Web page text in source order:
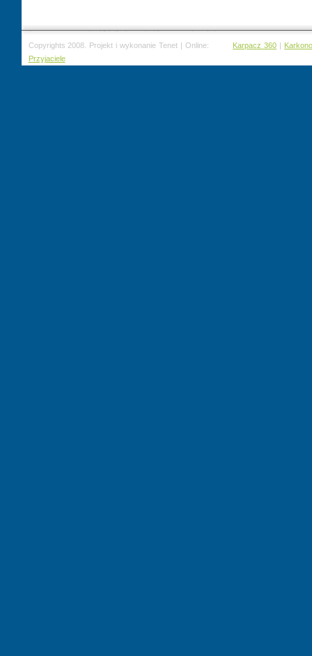
Copyrights 2008. Projekt i wykonanie Tenet | Online: Karpacz 360 |
Przyjaciele